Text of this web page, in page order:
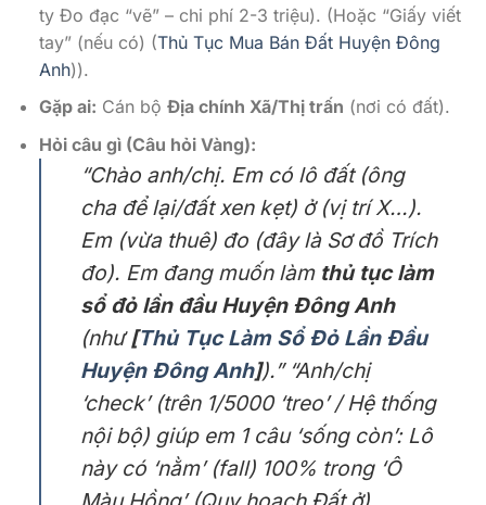
ty Đo đạc “vẽ” – chi phí 2-3 triệu). (Hoặc “Giấy viết
tay” (nếu có) (Thủ Tục Mua Bán Đất Huyện Đông
Anh)).
Gặp ai: Cán bộ Địa chính Xã/Thị trấn (nơi có đất).
Hỏi câu gì (Câu hỏi Vàng):
“Chào anh/chị. Em có lô đất (ông
cha để lại/đất xen kẹt) ở (vị trí X…).
Em (vừa thuê) đo (đây là Sơ đồ Trích
đo). Em đang muốn làm thủ tục làm
sổ đỏ lần đầu Huyện Đông Anh
(như[Thủ Tục Làm Sổ Đỏ Lần Đầu
Huyện Đông Anh]).” “Anh/chị
‘check’ (trên 1/5000 ‘treo’ / Hệ thống
nội bộ) giúp em 1 câu ‘sống còn’: Lô
này có ‘nằm’ (fall) 100% trong ‘Ô